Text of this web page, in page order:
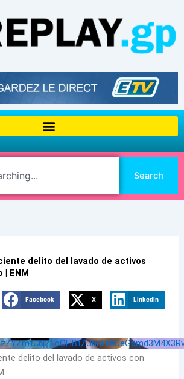
Search
delito del lavado de activos
| ENM
Facebook X LinkedIn
delito del lavado de activos con